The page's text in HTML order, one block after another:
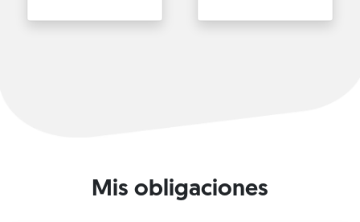
Mis obligaciones